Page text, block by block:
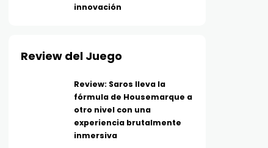
innovación
Review del Juego
Review: Saros lleva la
fórmula de Housemarque a
otro nivel con una
experiencia brutalmente
inmersiva